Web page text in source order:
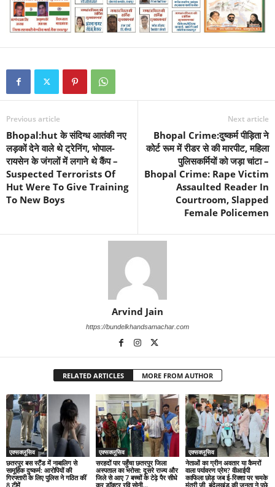
Previous article
Bhopal:hut के संदिग्ध आतंकी नए
लड़कों देने वाले थे ट्रेनिंग, भोपाल-
रायसेन के जंगलों में लगाने थे कैंप –
Suspected Terrorists Of
Hut Were To Give Training
To New Boys
Next article
Bhopal Crime:दुष्कर्म पीड़िता ने
कोर्ट रूम में रीडर से की मारपीट, महिला
पुलिसकर्मियों को जड़ा चांटा –
Bhopal Crime: Rape Victim
Assaulted Reader In
Courtroom, Slapped
Female Policemen
Arvind Jain
https://bundelkhandsamachar.com
RELATED ARTICLES MORE FROM AUTHOR
एक्सक्लूसिव
छतरपुर बस स्टैंड में नाबालिग से
सामूहिक दुष्कर्म: आरोपियों की
गिरफ्तारी के लिए पुलिस ने गठित कीं
8 टीमें
एक्सक्लूसिव
सरहदों पार पहुँचा छतरपुर जिला
अस्पताल का भरोसा: दूसरे राज्य और
जिले से आए 7 बच्चों के टेढ़े पैर सीधे
कर डॉक्टर रवि सोनी...
एक्सक्लूसिव
नेताओं का ग्रीन अवतार या कैमरों
वाला पर्यावरण प्रेम? वीआईपी
काफिला छोड़ जब ई-रिक्शा पर चमके
मंत्री जी, बुंदेलखंड की जनता ने पूछे